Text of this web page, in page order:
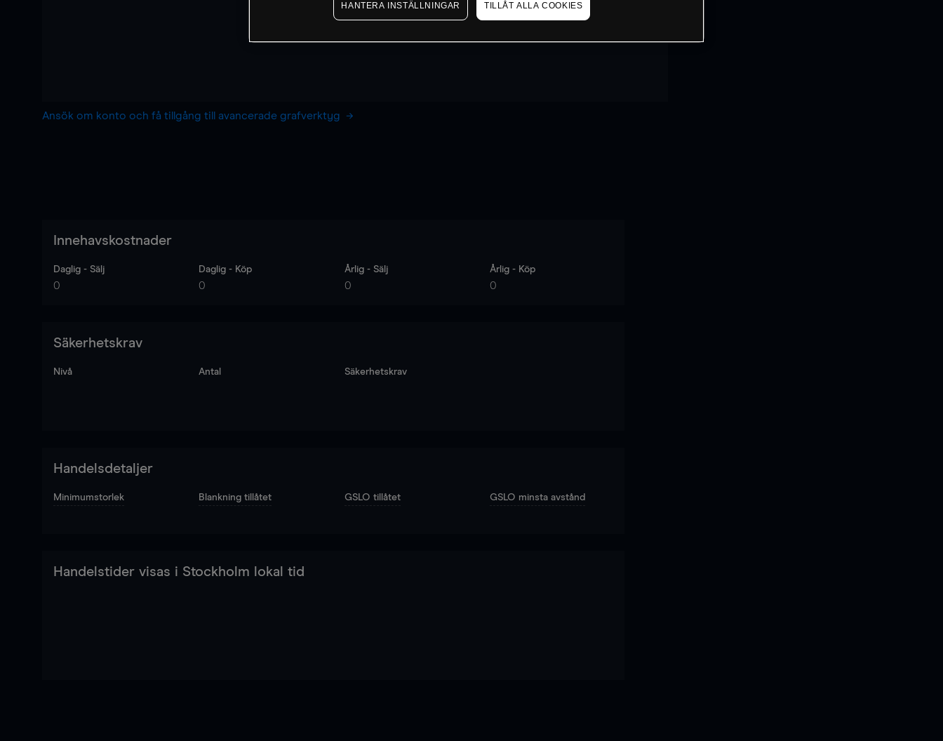
Ansök om konto och få tillgång till avancerade grafverktyg
Innehavskostnader
Daglig - Sälj
0
Daglig - Köp
0
Årlig - Sälj
0
Årlig - Köp
0
Säkerhetskrav
Nivå Antal Säkerhetskrav
Handelsdetaljer
Minimumstorlek Blankning tillåtet GSLO tillåtet GSLO minsta avstånd
Handelstider visas i Stockholm lokal tid
HANTERA INSTÄLLNINGAR TILLÅT ALLA COOKIES